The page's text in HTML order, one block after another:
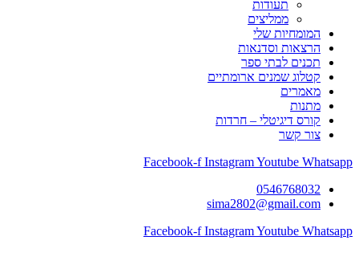
תעודות
ממליצים
המומחיות שלי
הרצאות וסדנאות
תכנים לבתי ספר
קטלוג שמנים ארומתיים
מאמרים
מתנות
קורס דיגיטלי – חרדות
צור קשר
Facebook-f InstagramYoutube Whatsapp
0546768032
sima2802@gmail.com
Facebook-f InstagramYoutube Whatsapp